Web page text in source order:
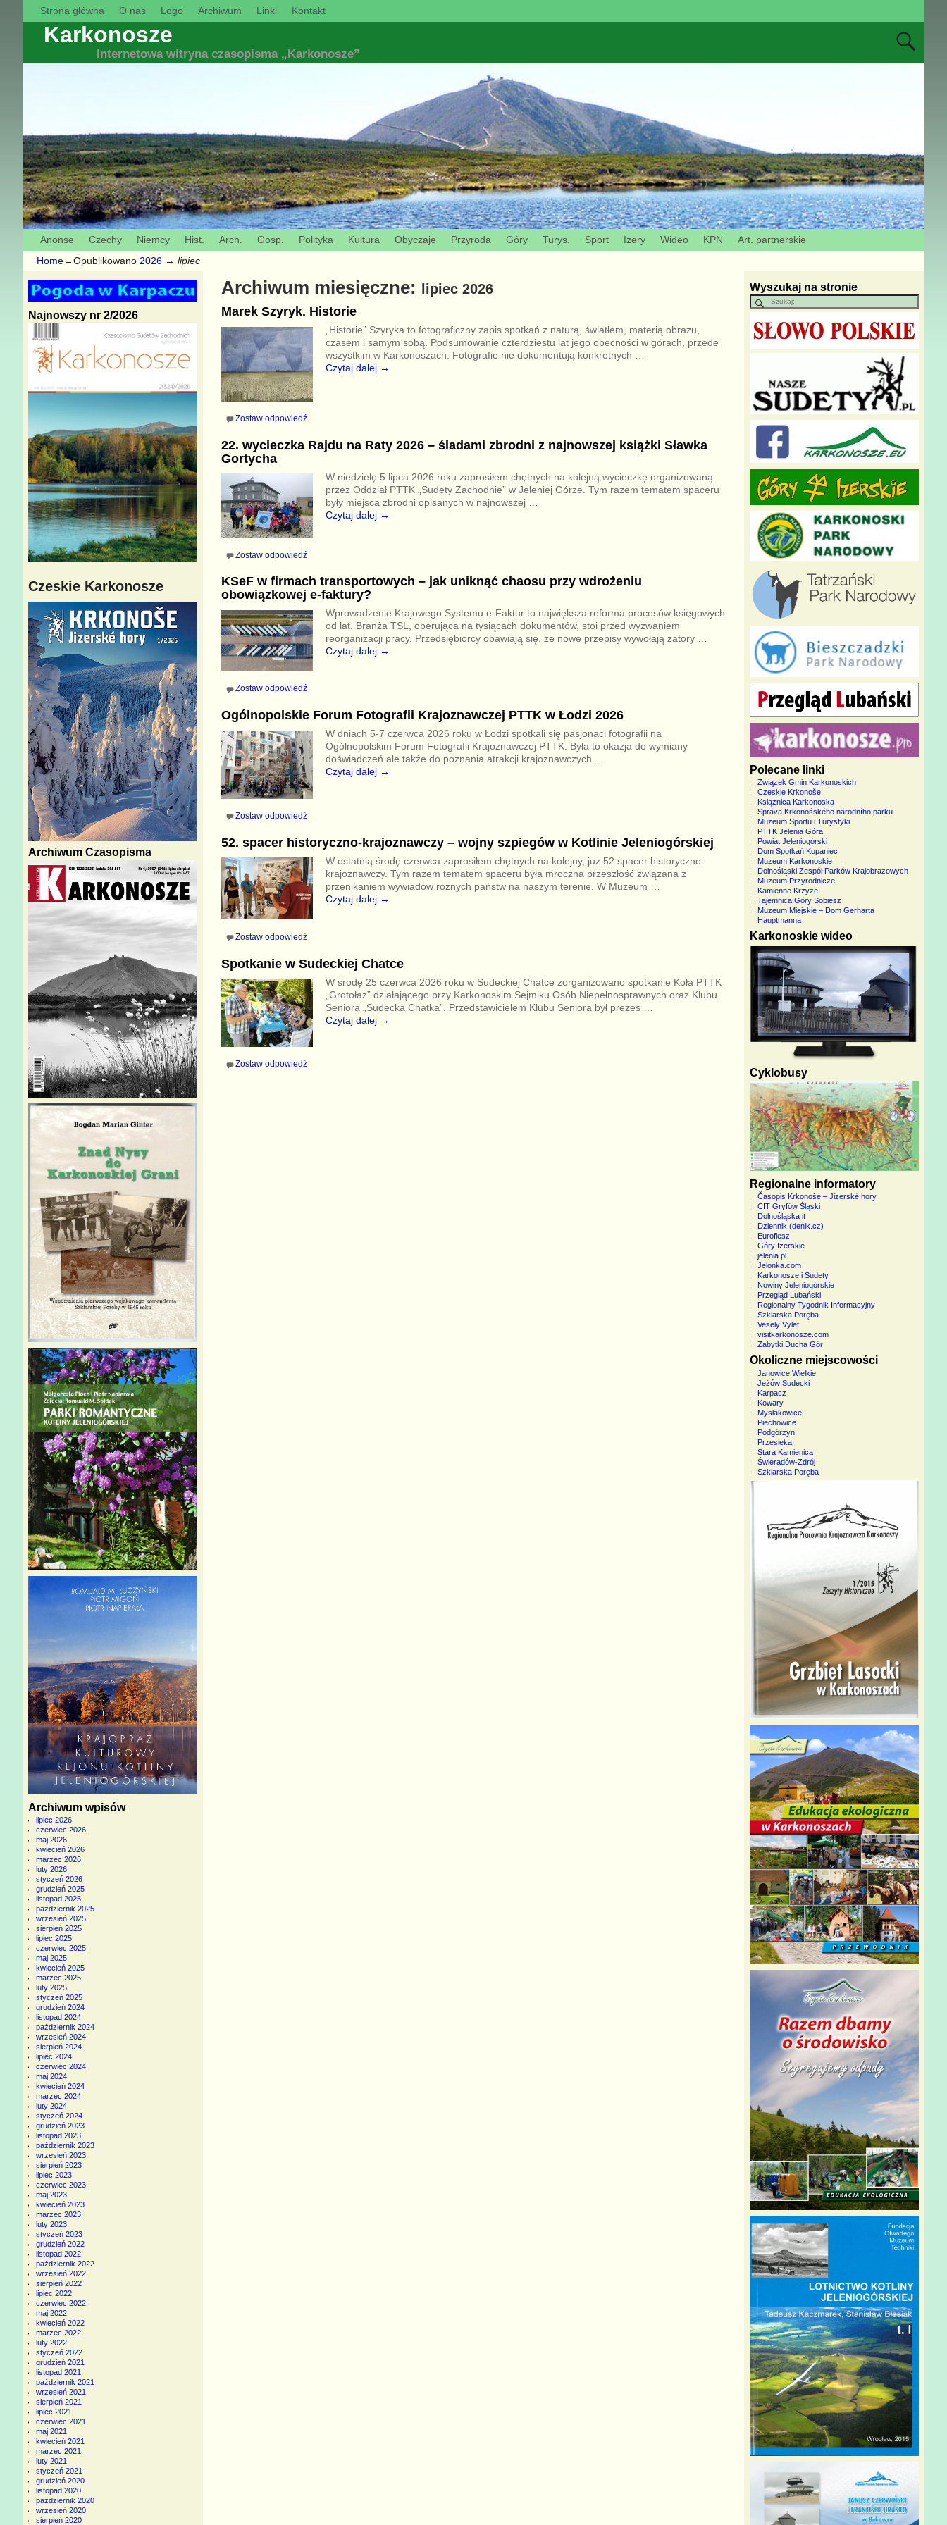
Strona główna O nas Logo Archiwum Linki Kontakt
Karkonosze
Internetowa witryna czasopisma „Karkonosze”
Anonse Czechy Niemcy Hist. Arch. Gosp. Polityka Kultura Obyczaje Przyroda Góry Turys. Sport Izery Wideo KPN
Art. partnerskie
Home→Opublikowano 2026 → lipiec
Archiwum miesięczne: lipiec 2026
Marek Szyryk. Historie
„Historie” Szyryka to fotograficzny zapis spotkań z naturą, światłem, materią obrazu,
czasem i samym sobą. Podsumowanie czterdziestu lat jego obecności w górach, przede
wszystkim w Karkonoszach. Fotografie nie dokumentują konkretnych
Czytaj dalej →
Zostaw odpowiedź
22. wycieczka Rajdu na Raty 2026 – śladami zbrodni z najnowszej książki Sławka
Gortycha
W niedzielę 5 lipca 2026 roku zaprosiłem chętnych na kolejną wycieczkę organizowaną
przez Oddział PTTK „Sudety Zachodnie” w Jeleniej Górze. Tym razem tematem spaceru
były miejsca zbrodni opisanych w najnowszej
Czytaj dalej →
Zostaw odpowiedź
KSeF w firmach transportowych – jak uniknąć chaosu przy wdrożeniu
obowiązkowej e-faktury?
Wprowadzenie Krajowego Systemu e-Faktur to największa reforma procesów księgowych
od lat. Branża TSL, operująca na tysiącach dokumentów, stoi przed wyzwaniem
reorganizacji pracy. Przedsiębiorcy obawiają się, że nowe przepisy wywołają zatory …
Czytaj dalej →
Zostaw odpowiedź
Ogólnopolskie Forum Fotografii Krajoznawczej PTTK w Łodzi 2026
W dniach 5-7 czerwca 2026 roku w Łodzi spotkali się pasjonaci fotografii na
Ogólnopolskim Forum Fotografii Krajoznawczej PTTK. Była to okazja do wymiany
doświadczeń ale także do poznania atrakcji krajoznawczych
Czytaj dalej →
Zostaw odpowiedź
52. spacer historyczno-krajoznawczy – wojny szpiegów w Kotlinie Jeleniogórskiej
W ostatnią środę czerwca zaprosiłem chętnych na kolejny, już 52 spacer historyczno-
krajoznawczy. Tym razem tematem spaceru była mroczna przeszłość związana z
przenikaniem wywiadów różnych państw na naszym terenie. W Muzeum
Czytaj dalej →
Zostaw odpowiedź
Spotkanie w Sudeckiej Chatce
W środę 25 czerwca 2026 roku w Sudeckiej Chatce zorganizowano spotkanie Koła PTTK
„Grotołaz” działającego przy Karkonoskim Sejmiku Osób Niepełnosprawnych oraz Klubu
Seniora „Sudecka Chatka”. Przedstawicielem Klubu Seniora był prezes
Czytaj dalej →
Zostaw odpowiedź
Najnowszy nr 2/2026
Czeskie Karkonosze
Archiwum Czasopisma
Archiwum wpisów
lipiec 2026
czerwiec 2026
maj 2026
kwiecień 2026
marzec 2026
luty 2026
styczeń 2026
grudzień 2025
listopad 2025
październik 2025
wrzesień 2025
sierpień 2025
lipiec 2025
czerwiec 2025
maj 2025
kwiecień 2025
marzec 2025
luty 2025
styczeń 2025
grudzień 2024
listopad 2024
październik 2024
wrzesień 2024
sierpień 2024
lipiec 2024
czerwiec 2024
maj 2024
kwiecień 2024
marzec 2024
luty 2024
styczeń 2024
grudzień 2023
listopad 2023
październik 2023
wrzesień 2023
sierpień 2023
lipiec 2023
czerwiec 2023
maj 2023
kwiecień 2023
marzec 2023
luty 2023
styczeń 2023
grudzień 2022
listopad 2022
październik 2022
wrzesień 2022
sierpień 2022
lipiec 2022
czerwiec 2022
maj 2022
kwiecień 2022
marzec 2022
luty 2022
styczeń 2022
grudzień 2021
listopad 2021
październik 2021
wrzesień 2021
sierpień 2021
lipiec 2021
czerwiec 2021
maj 2021
kwiecień 2021
marzec 2021
luty 2021
styczeń 2021
grudzień 2020
listopad 2020
październik 2020
wrzesień 2020
sierpień 2020
Wyszukaj na stronie
Polecane linki
Związek Gmin Karkonoskich
Czeskie Krkonoše
Książnica Karkonoska
Správa Krkonošského národního parku
Muzeum Sportu i Turystyki
PTTK Jelenia Góra
Powiat Jeleniogórski
Dom Spotkań Kopaniec
Muzeum Karkonoskie
Dolnośląski Zespół Parków Krajobrazowych
Muzeum Przyrodnicze
Kamienne Krzyże
Tajemnica Góry Sobiesz
Muzeum Miejskie – Dom Gerharta
Hauptmanna
Karkonoskie wideo
Cyklobusy
Regionalne informatory
Časopis Krkonoše – Jizerské hory
CIT Gryfów Śląski
Dolnośląska it
Dziennik (denik.cz)
Euroflesz
Góry Izerskie
jelenia.pl
Jelonka.com
Karkonosze i Sudety
Nowiny Jeleniogórskie
Przegląd Lubański
Regionalny Tygodnik Informacyjny
Szklarska Poręba
Vesely Vylet
visitkarkonosze.com
Zabytki Ducha Gór
Okoliczne miejscowości
Janowice Wielkie
Jeżów Sudecki
Karpacz
Kowary
Mysłakowice
Piechowice
Podgórzyn
Przesieka
Stara Kamienica
Świeradów-Zdrój
Szklarska Poręba